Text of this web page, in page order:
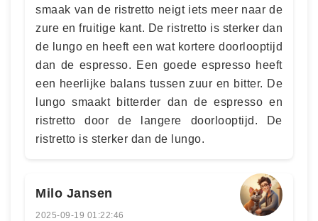
smaak van de ristretto neigt iets meer naar de
zure en fruitige kant. De ristretto is sterker dan
de lungo en heeft een wat kortere doorlooptijd
dan de espresso. Een goede espresso heeft
een heerlijke balans tussen zuur en bitter. De
lungo smaakt bitterder dan de espresso en
ristretto door de langere doorlooptijd. De
ristretto is sterker dan de lungo.
Milo Jansen
2025-09-19 01:22:46